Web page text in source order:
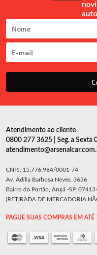
Atendimento ao cliente
0800 277 3625 | Seg. a Sexta
CNPJ: 15.776.984/0001-74
Av. Adília Barbosa Neves, 3636
Bairro do Portão, Arujá -SP,
(RETIRADA DE MERCADORIA
PAGUE SUAS COMPRAS EM